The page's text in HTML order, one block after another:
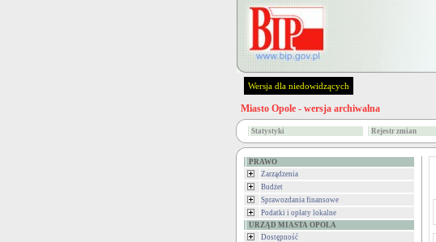
Wersja dla niedowidzących
Miasto Opole - wersja archiwalna
Statystyki Rejestr zmian
PRAWO
Zarządzenia
Budżet
Sprawozdania finansowe
Podatki i opłaty lokalne
URZĄD MIASTA OPOLA
Dostępność